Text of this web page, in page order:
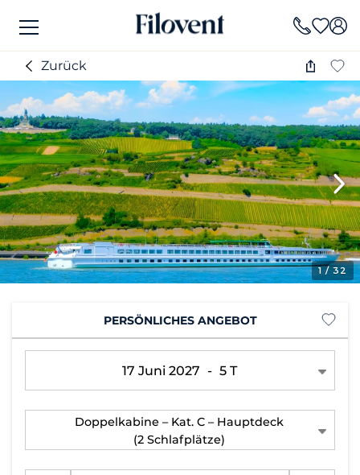
Zurück
1 / 32
PERSÖNLICHES ANGEBOT
17 Juni 2027 - 5 T
Doppelkabine – Kat. C – Hauptdeck
(2 Schlafplätze)